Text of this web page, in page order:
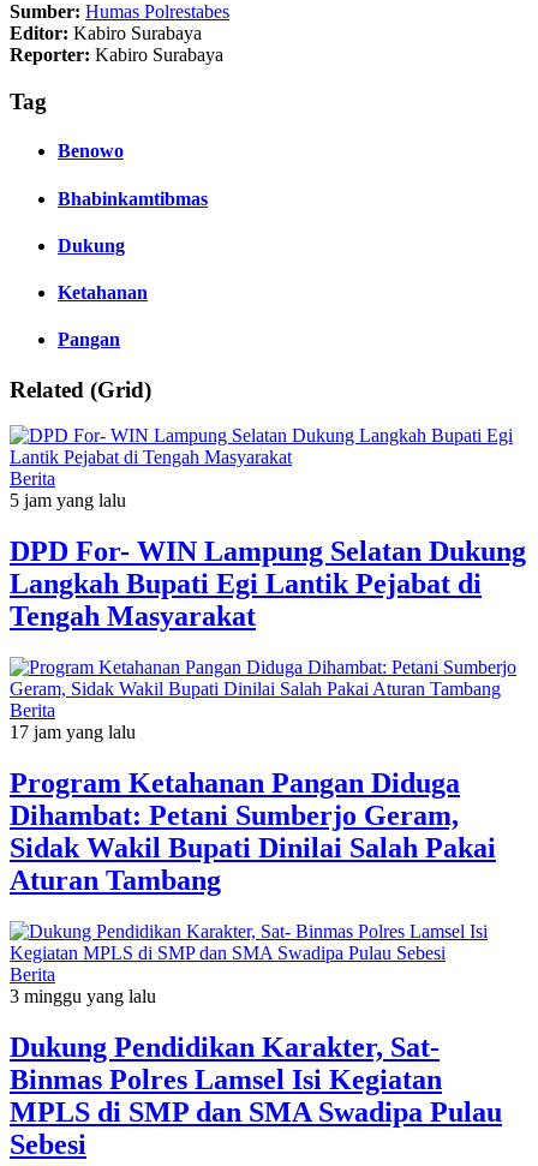
Sumber: Humas Polrestabes
Editor: Kabiro Surabaya
Reporter: Kabiro Surabaya
Tag
Benowo
Bhabinkamtibmas
Dukung
Ketahanan
Pangan
Related (Grid)
Berita
5 jam yang lalu
DPD For- WIN Lampung Selatan Dukung
Langkah Bupati Egi Lantik Pejabat di
Tengah Masyarakat
Berita
17 jam yang lalu
Program Ketahanan Pangan Diduga
Dihambat: Petani Sumberjo Geram,
Sidak Wakil Bupati Dinilai Salah Pakai
Aturan Tambang
Berita
3 minggu yang lalu
Dukung Pendidikan Karakter, Sat-
Binmas Polres Lamsel Isi Kegiatan
MPLS di SMP dan SMA Swadipa Pulau
Sebesi